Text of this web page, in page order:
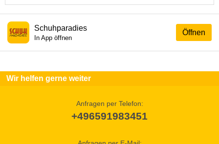
Öffnen
Schuhparadies
In App öffnen
Wir helfen gerne weiter
Anfragen per Telefon:
+496591983451